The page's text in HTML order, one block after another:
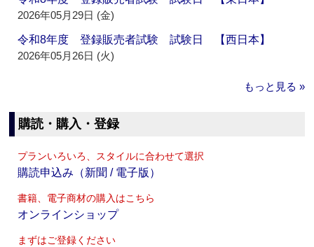
2026年05月29日 (金)
令和8年度 登録販売者試験 試験日 【西日本】
2026年05月26日 (火)
もっと見る »
購読・購入・登録
プランいろいろ、スタイルに合わせて選択
購読申込み（新聞 / 電子版）
書籍、電子商材の購入はこちら
オンラインショップ
まずはご登録ください